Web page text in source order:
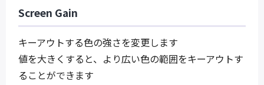
Screen Gain
キーアウトする色の強さを変更します
値を大きくすると、より広い色の範囲をキーアウトす
ることができます